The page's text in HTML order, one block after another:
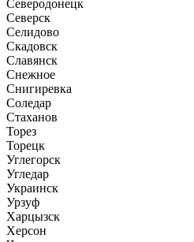
Северодонецк
Северск
Селидово
Скадовск
Славянск
Снежное
Снигиревка
Соледар
Стаханов
Торез
Торецк
Углегорск
Угледар
Украинск
Урзуф
Харцызск
Херсон